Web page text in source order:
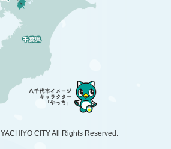
YACHIYO CITYAll Rights Reserved.